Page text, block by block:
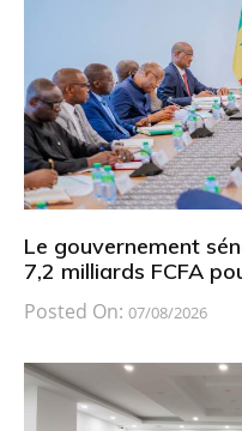
Le gouvernement
7,2 milliards FCFA
Posted On: 07/08/2026